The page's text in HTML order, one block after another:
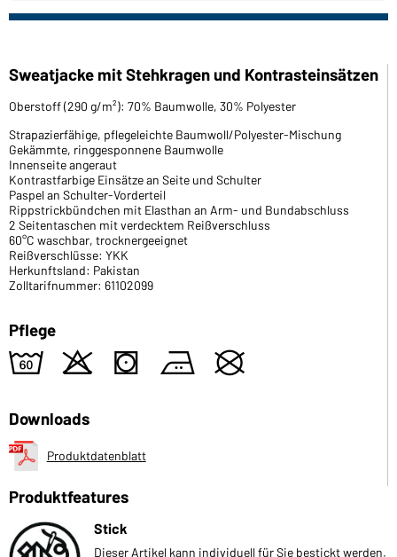
Sweatjacke mit Stehkragen und Kontrasteinsätzen
Oberstoff (290 g/m²): 70% Baumwolle, 30% Polyester
Strapazierfähige, pflegeleichte Baumwoll/Polyester-Mischung
Gekämmte, ringgesponnene Baumwolle
Innenseite angeraut
Kontrastfarbige Einsätze an Seite und Schulter
Paspel an Schulter-Vorderteil
Rippstrickbündchen mit Elasthan an Arm- und Bundabschluss
2 Seitentaschen mit verdecktem Reißverschluss
60°C waschbar, trocknergeeignet
Reißverschlüsse: YKK
Herkunftsland: Pakistan
Zolltarifnummer: 61102099
Pflege
4 o s b U
Downloads
Produktdatenblatt
Produktfeatures
Stick
Dieser Artikel kann individuell für Sie bestickt werden.